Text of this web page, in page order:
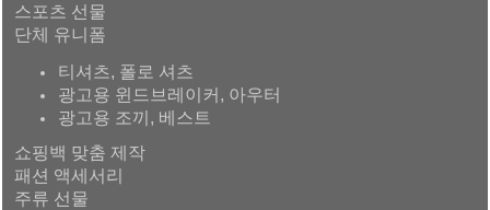
스포츠 선물
단체 유니폼
티셔츠, 폴로 셔츠
광고용 윈드브레이커, 아우터
광고용 조끼, 베스트
쇼핑백 맞춤 제작
패션 액세서리
주류 선물